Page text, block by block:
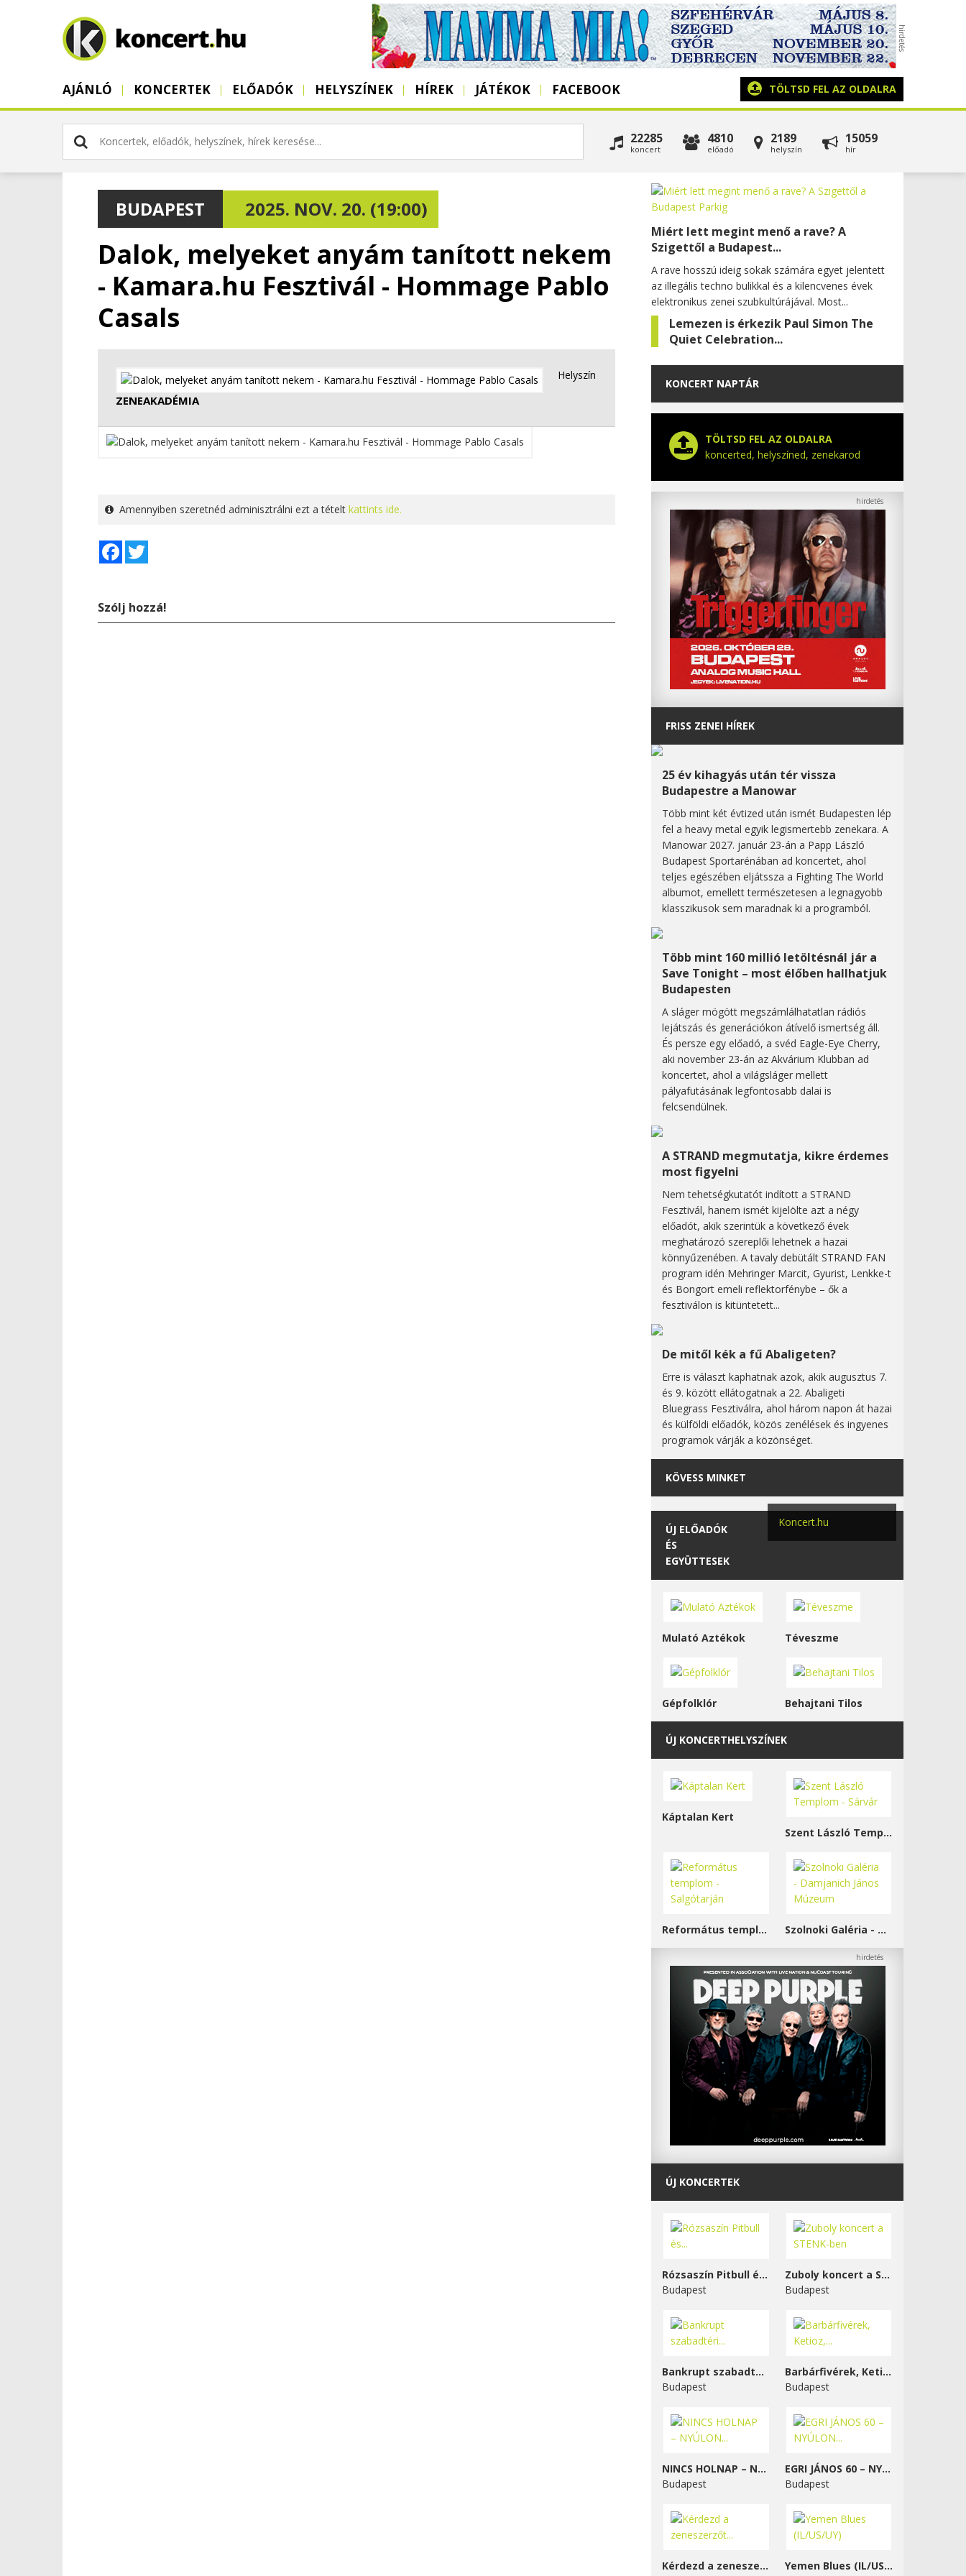
AJÁNLÓ KONCERTEK ELŐADÓK HELYSZÍNEK HÍREK JÁTÉKOK FACEBOOK TÖLTSD FEL AZ OLDALRA
22285
koncert
4810
előadó
2189
helyszín
15059
hír
BUDAPEST 2025. NOV. 20. (19:00)
Dalok, melyeket anyám tanított nekem
- Kamara.hu Fesztivál - Hommage Pablo
Casals
Helyszín
ZENEAKADÉMIA
Amennyiben szeretnéd adminisztrálni ezt a tételt kattints ide.
Facebook
Szólj hozzá!
Miért lett megint menő a rave? A
Szigettől a Budapest...
A rave hosszú ideig sokak számára egyet jelentett
az illegális techno bulikkal és a kilencvenes évek
elektronikus zenei szubkultúrájával. Most...
Lemezen is érkezik Paul Simon The
Quiet Celebration...
KONCERT NAPTÁR
TÖLTSD FEL AZ OLDALRA
koncerted, helyszíned, zenekarod
FRISS ZENEI HÍREK
25 év kihagyás után tér vissza
Budapestre a Manowar
Több mint két évtized után ismét Budapesten lép
fel a heavy metal egyik legismertebb zenekara. A
Manowar 2027. január 23-án a Papp László
Budapest Sportarénában ad koncertet, ahol
teljes egészében eljátssza a Fighting The World
albumot, emellett természetesen a legnagyobb
klasszikusok sem maradnak ki a programból.
Több mint 160 millió letöltésnál jár a
Save Tonight – most élőben hallhatjuk
Budapesten
A sláger mögött megszámlálhatatlan rádiós
lejátszás és generációkon átívelő ismertség áll.
És persze egy előadó, a svéd Eagle-Eye Cherry,
aki november 23-án az Akvárium Klubban ad
koncertet, ahol a világsláger mellett
pályafutásának legfontosabb dalai is
felcsendülnek.
A STRAND megmutatja, kikre érdemes
most figyelni
Nem tehetségkutatót indított a STRAND
Fesztivál, hanem ismét kijelölte azt a négy
előadót, akik szerintük a következő évek
meghatározó szereplői lehetnek a hazai
könnyűzenében. A tavaly debütált STRAND FAN
program idén Mehringer Marcit, Gyurist, Lenkke-t
és Bongort emeli reflektorfénybe – ők a
fesztiválon is kitüntetett...
De mitől kék a fű Abaligeten?
Erre is választ kaphatnak azok, akik augusztus 7.
és 9. között ellátogatnak a 22. Abaligeti
Bluegrass Fesztiválra, ahol három napon át hazai
és külföldi előadók, közös zenélések és ingyenes
programok várják a közönséget.
KÖVESS MINKET
Koncert.hu
ÚJ ELŐADÓK
ÉS
EGYÜTTESEK
Mulató Aztékok Téveszme
Gépfolklór Behajtani Tilos
ÚJ KONCERTHELYSZÍNEK
Káptalan Kert
Szent László Templom - Sárvár
Református templom - Salgótarján Szolnoki Galéria - Damjanich János Múzeum
ÚJ KONCERTEK
Rózsaszín Pitbull és...
Budapest
Zuboly koncert a STENK-ben
Budapest
Bankrupt szabadtéri...
Budapest
Barbárfivérek, Ketioz,...
Budapest
NINCS HOLNAP – NYÚLON...
Budapest
EGRI JÁNOS 60 – NYÚLON...
Budapest
Kérdezd a zeneszerzőt...
Yemen Blues (IL/US/UY)